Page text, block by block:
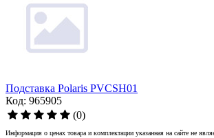
Подставка Polaris PVCSH01
Код: 965905
(0)
Информация о ценах товара и комплектации указанная на сайте не